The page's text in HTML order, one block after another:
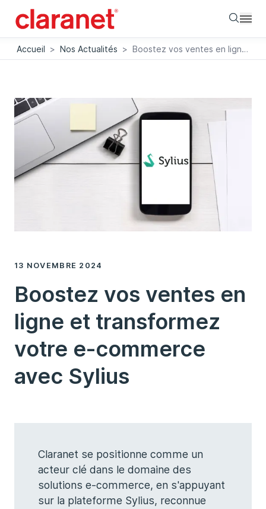
Accueil > Nos Actualités > Boostez vos ventes en ligne et transformez votre e-commerce avec Sylius
13 NOVEMBRE 2024
Boostez vos ventes en
ligne et transformez
votre e-commerce
avec Sylius
Claranet se positionne comme un
acteur clé dans le domaine des
solutions e-commerce, en s'appuyant
sur la plateforme Sylius, reconnue